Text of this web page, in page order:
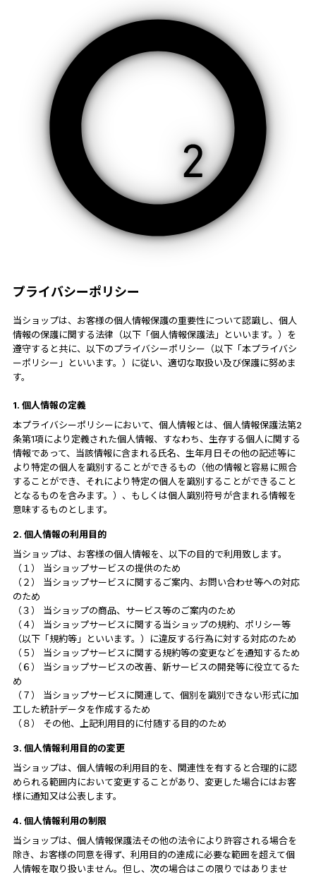
プライバシーポリシー
当ショップは、お客様の個人情報保護の重要性について認識し、個人
情報の保護に関する法律（以下「個人情報保護法」といいます。）を
遵守すると共に、以下のプライバシーポリシー（以下「本プライバシ
ーポリシー」といいます。）に従い、適切な取扱い及び保護に努めま
す。
1. 個人情報の定義
本プライバシーポリシーにおいて、個人情報とは、個人情報保護法第2
条第1項により定義された個人情報、すなわち、生存する個人に関する
情報であって、当該情報に含まれる氏名、生年月日その他の記述等に
より特定の個人を識別することができるもの（他の情報と容易に照合
することができ、それにより特定の個人を識別することができること
となるものを含みます。）、もしくは個人識別符号が含まれる情報を
意味するものとします。
2. 個人情報の利用目的
当ショップは、お客様の個人情報を、以下の目的で利用致します。
（１） 当ショップサービスの提供のため
（２） 当ショップサービスに関するご案内、お問い合わせ等への対応
のため
（３） 当ショップの商品、サービス等のご案内のため
（４） 当ショップサービスに関する当ショップの規約、ポリシー等
（以下「規約等」といいます。）に違反する行為に対する対応のため
（５） 当ショップサービスに関する規約等の変更などを通知するため
（６） 当ショップサービスの改善、新サービスの開発等に役立てるた
め
（７） 当ショップサービスに関連して、個別を識別できない形式に加
工した統計データを作成するため
（８） その他、上記利用目的に付随する目的のため
3. 個人情報利用目的の変更
当ショップは、個人情報の利用目的を、関連性を有すると合理的に認
められる範囲内において変更することがあり、変更した場合にはお客
様に通知又は公表します。
4. 個人情報利用の制限
当ショップは、個人情報保護法その他の法令により許容される場合を
除き、お客様の同意を得ず、利用目的の達成に必要な範囲を超えて個
人情報を取り扱いません。但し、次の場合はこの限りではありませ